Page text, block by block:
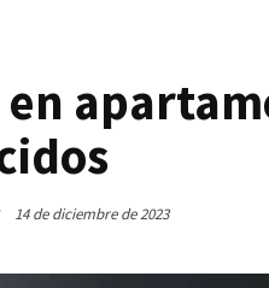
14 de diciembre de 2023